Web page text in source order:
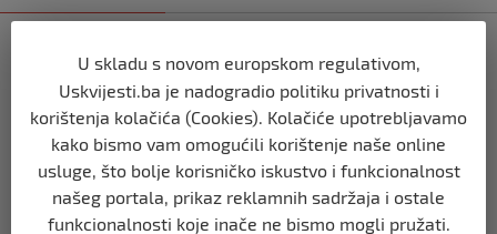
KOLIKO LI JE SVJETOVA UBIJENO U
SREBRENICI, VIŠEGRADU, BILJANIMA,
PRIJEDORU, KOZARCU?
prije 3 tjedna
USK
ČLANOVI GO SDA BIHAĆ PRISUSTVOVALI
U skladu s novom europskom regulativom,
Uskvijesti.ba je nadogradio politiku privatnosti i
korištenja kolačića (Cookies). Kolačiće upotrebljavamo
kako bismo vam omogućili korištenje naše online
usluge, što bolje korisničko iskustvo i funkcionalnost
našeg portala, prikaz reklamnih sadržaja i ostale
funkcionalnosti koje inače ne bismo mogli pružati.